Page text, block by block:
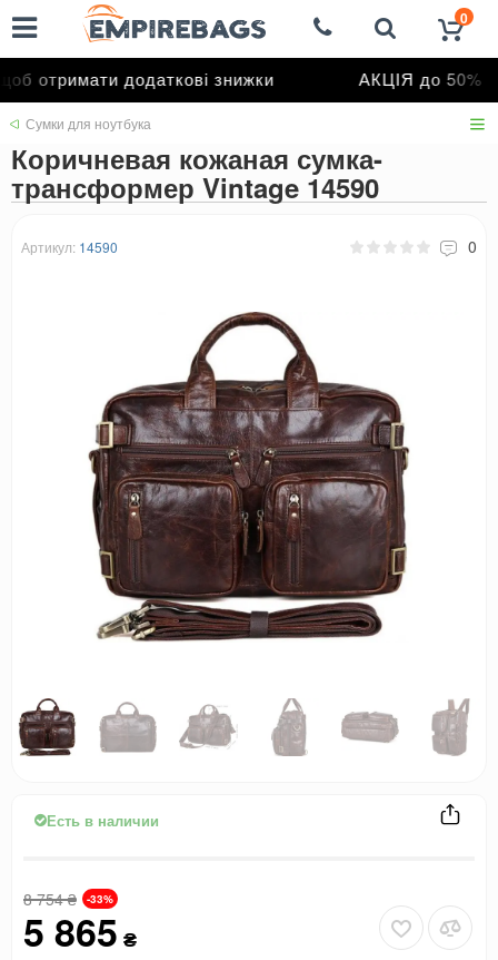
отримати додаткові знижки АКЦІЯ до 50%
0
Сумки для ноутбука
Коричневая кожаная сумка-
трансформер Vintage 14590
Артикул: 14590 0
Есть в наличии
8 754₴ -33%
5 865 ₴